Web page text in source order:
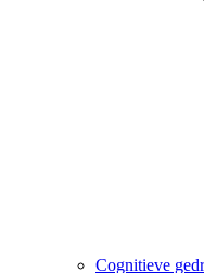
Cognitieve